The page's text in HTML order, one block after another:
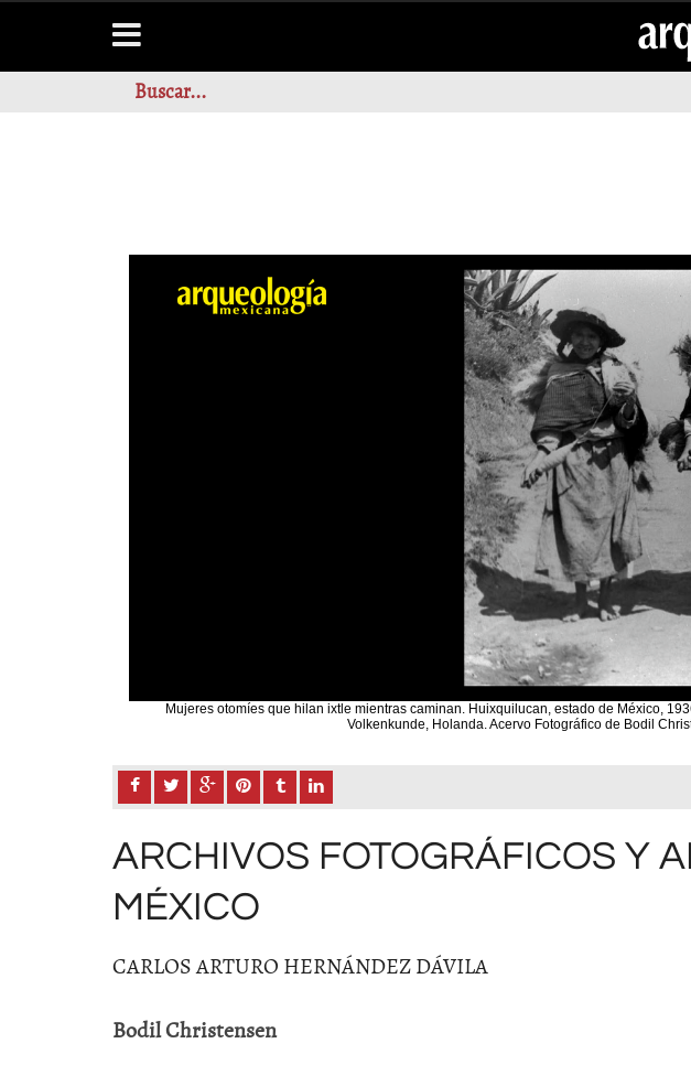
Mujeres otomíes que hilan ixtle mientras caminan. Huixquilucan, estado de México,
Volkenkunde, Holanda. Acervo Fotográfico de Bodil
ARCHIVOS FOTOGRÁFICOS Y
MÉXICO
CARLOS ARTURO HERNÁNDEZ DÁVILA
Bodil Christensen